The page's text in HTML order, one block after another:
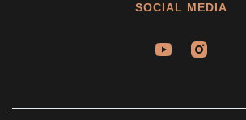
SOCIAL MEDIA